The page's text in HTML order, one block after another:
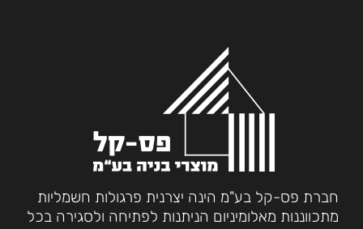
חברת פס-קל בע"מ הינה יצרנית פרגולות חשמליות
מתכווננות מאלומיניום הניתנות לפתיחה ולסגירה בכל